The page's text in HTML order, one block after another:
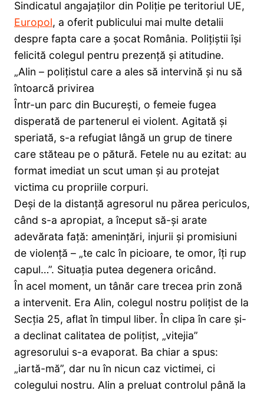
Sindicatul angajaților din Poliție pe teritoriul UE,
Europol, a oferit publicului mai multe detalii
despre fapta care a șocat România. Polițiștii își
felicită colegul pentru prezență și atitudine.
„Alin – polițistul care a ales să intervină și nu să
întoarcă privirea
Într-un parc din București, o femeie fugea
disperată de partenerul ei violent. Agitată și
speriată, s-a refugiat lângă un grup de tinere
care stăteau pe o pătură. Fetele nu au ezitat: au
format imediat un scut uman și au protejat
victima cu propriile corpuri.
Deși de la distanță agresorul nu părea periculos,
când s-a apropiat, a început să-și arate
adevărata față: amenințări, injurii și promisiuni
de violență – „te calc în picioare, te omor, îți rup
capul…”. Situația putea degenera oricând.
În acel moment, un tânăr care trecea prin zonă
a intervenit. Era Alin, colegul nostru polițist de la
Secția 25, aflat în timpul liber. În clipa în care și-
a declinat calitatea de polițist, „vitejia”
agresorului s-a evaporat. Ba chiar a spus:
„iartă-mă”, dar nu în nicun caz victimei, ci
colegului nostru. Alin a preluat controlul până la